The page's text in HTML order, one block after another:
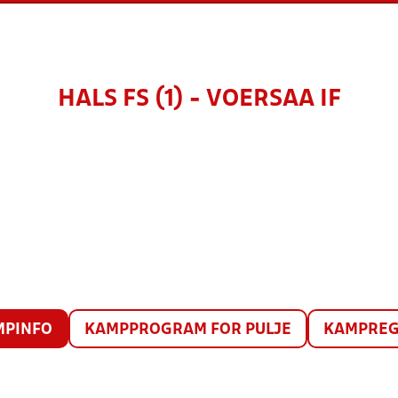
HALS FS (1) - VOERSAA IF
KAMPPROGRAM FOR PULJE